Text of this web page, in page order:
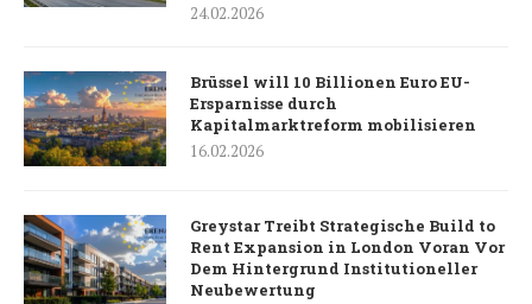
24.02.2026
Brüssel will 10 Billionen Euro EU-
Ersparnisse durch
Kapitalmarktreform mobilisieren
16.02.2026
Greystar Treibt Strategische Build to
Rent Expansion in London Voran Vor
Dem Hintergrund Institutioneller
Neubewertung